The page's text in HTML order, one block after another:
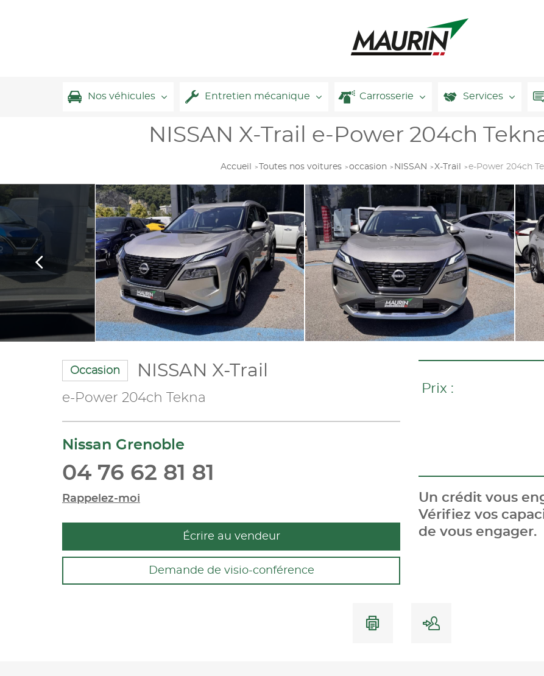
Nos véhicules Entretien mécanique Carrosserie Services
NISSAN X-Trail e-Power 204ch
Accueil Toutes nos voitures occasion NISSAN X-Trail e-Power 204ch
Occasion NISSAN X-Trail
e-Power 204ch Tekna
Nissan Grenoble
04 76 62 81 81
Rappelez-moi
Écrire au vendeur
Demande de visio-conférence
Prix :
Un crédit vous
Vérifiez vos
de vous engager.